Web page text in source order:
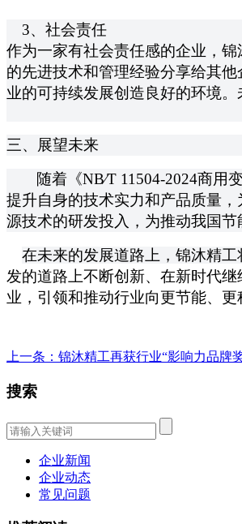
3、社会责任
作为一家有社会责任感的企业，
的先进技术和管理经验分享给其
业的可持续发展创造良好的环境
三、展望未来
随着《NB∕T 11504-2024商
提升自身的技术实力和产品质量
源技术的研发投入，为推动我国节
在未来的发展道路上，锦沐精
发的道路上不断创新、在新时代
业，引领和推动行业向更节能、更
上一条：锦沐精工再获行业“影响力品牌
搜索
企业新闻
企业动态
常见问题